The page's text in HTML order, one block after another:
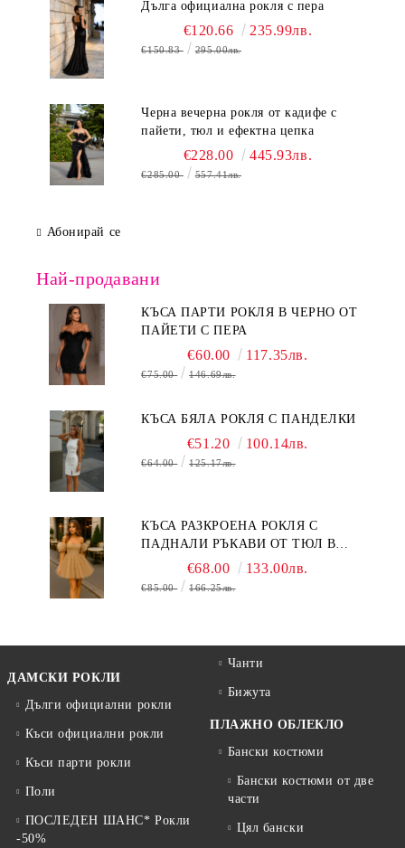
Дълга официална рокля с пера
€120.66 235.99лв.
€150.83 295.00лв.
Черна вечерна рокля от кадифе с
пайети, тюл и ефектна цепка
€228.00 445.93лв.
€285.00 557.41лв.
Абонирай се
Най-продавани
КЪСА ПАРТИ РОКЛЯ В ЧЕРНО ОТ
ПАЙЕТИ С ПЕРА
€60.00 117.35лв.
€75.00 146.69лв.
КЪСА БЯЛА РОКЛЯ С ПАНДЕЛКИ
€51.20 100.14лв.
€64.00 125.17лв.
КЪСА РАЗКРОЕНА РОКЛЯ С
ПАДНАЛИ РЪКАВИ ОТ ТЮЛ В
БЕЖОВО€68.00 133.00лв.
€85.00 166.25лв.
ДАМСКИ РОКЛИ
Дълги официални рокли
Къси официални рокли
Къси парти рокли
Поли
ПОСЛЕДЕН ШАНС* Рокли
-50%
Чанти
Бижута
ПЛАЖНО ОБЛЕКЛО
Бански костюми
Бански костюми от две
части
Цял бански